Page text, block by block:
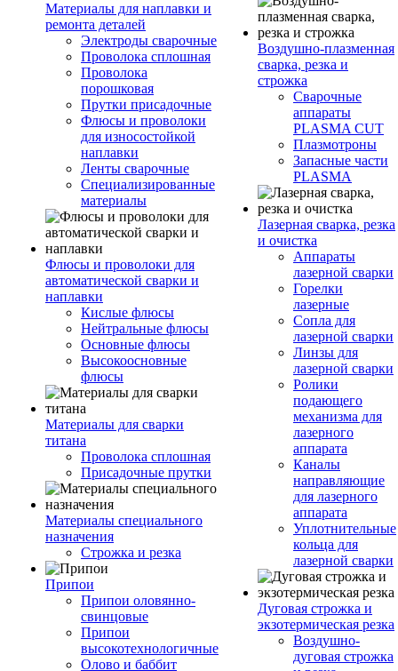
Материалы для наплавки и
ремонта деталей
Электроды сварочные
Проволока сплошная
Проволока
порошковая
Прутки присадочные
Флюсы и проволоки
для износостойкой
наплавки
Ленты сварочные
Специализированные
материалы
Флюсы и проволоки для
автоматической сварки и
наплавки
Кислые флюсы
Нейтральные флюсы
Основные флюсы
Высокоосновные
флюсы
Материалы для сварки
титана
Проволока сплошная
Присадочные прутки
Материалы специального
назначения
Строжка и резка
Припои
Припои оловянно-
свинцовые
Припои
высокотехнологичные
Олово и баббит
Воздушно-плазменная
сварка, резка и
строжка
Сварочные
аппараты
PLASMA CUT
Плазмотроны
Запасные части
PLASMA
Лазерная сварка, резка
и очистка
Аппараты
лазерной сварки
Горелки
лазерные
Сопла для
лазерной сварки
Линзы для
лазерной сварки
Ролики
подающего
механизма для
лазерного
аппарата
Каналы
направляющие
для лазерного
аппарата
Уплотнительные
кольца для
лазерной сварки
Дуговая строжка и
экзотермическая резка
Воздушно-
дуговая строжка